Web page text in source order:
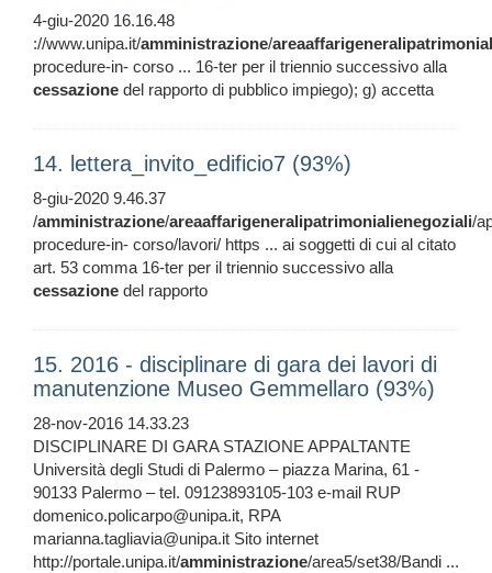
4-giu-2020 16.16.48
://www.unipa.it/amministrazione/
procedure-in- corso ... 16-ter per il triennio successivo alla
cessazione del rapporto di pubblico impiego); g) accetta
14. lettera_invito_edificio7 (93%)
8-giu-2020 9.46.37
/amministrazione/areaaffarigeneralipatrimonialienegoziali/
procedure-in- corso/lavori/ https ... ai soggetti di cui al citato
art. 53 comma 16-ter per il triennio successivo alla
cessazione del rapporto
15. 2016 - disciplinare di gara dei lavori di
manutenzione Museo Gemmellaro (93%)
28-nov-2016 14.33.23
DISCIPLINARE DI GARA STAZIONE APPALTANTE
Università degli Studi di Palermo – piazza Marina, 61 -
90133 Palermo – tel. 09123893105-103 e-mail RUP
domenico.policarpo@unipa.it, RPA
marianna.tagliavia@unipa.it Sito internet
http://portale.unipa.it/amministrazione/area5/set38/Bandi ...